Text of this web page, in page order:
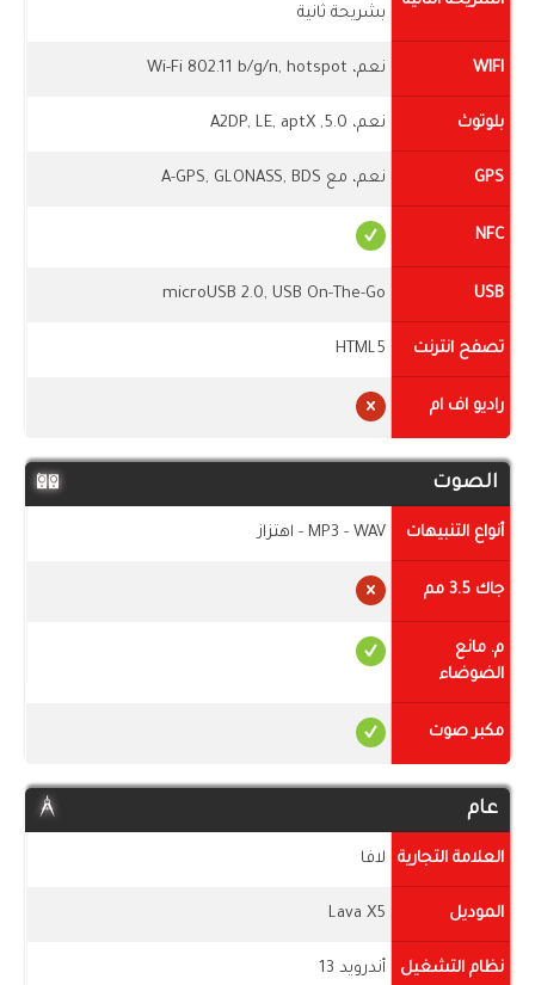
بشريحة ثانية
WIFI نعم، Wi-Fi 802.11 b/g/n, hotspot
بلوتوث نعم، 5.0, A2DP, LE, aptX
GPS نعم، مع A-GPS, GLONASS, BDS
NFC
USB
microUSB 2.0, USB On-The-Go
تصفح انترنت HTML5
راديو اف ام
الصوت
أنواع التنبيهات MP3 - WAV - اهتزاز
جاك 3.5 مم
م. مانع
الضوضاء
مكبر صوت
عام
العلامة التجارية لافا
الموديل Lava X5
نظام التشغيل أندرويد 13